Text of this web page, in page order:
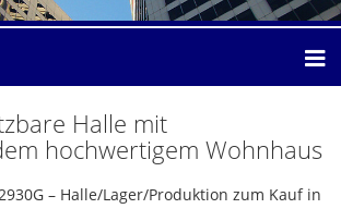
Halle mit
hochwertigem Wohnhaus
– Halle/Lager/Produktion zum Kauf in